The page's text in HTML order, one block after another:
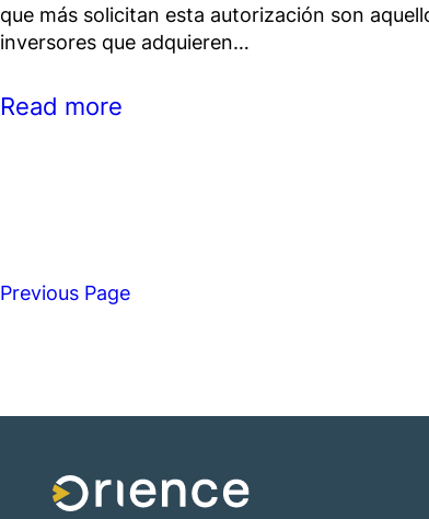
que más solicitan esta autorización son
inversores que adquieren…
Read more
Previous Page